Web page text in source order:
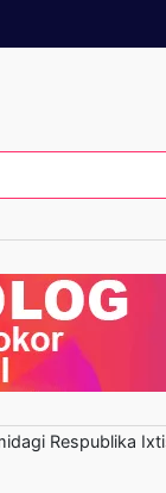
Respublika